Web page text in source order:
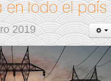
en todo el país
2019